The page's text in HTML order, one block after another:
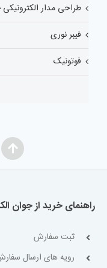
طراحی مدار
فیبر نوری
فوتونیک
راهنمای خرید از جوان
ثبت سفارش
رویه های ارسال